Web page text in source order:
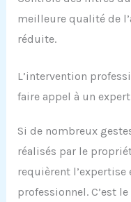
meilleure qualité de
réduite.
L’intervention
faire appel à un expert
Si de nombreux
réalisés par le
requièrent
professionnel. C’est